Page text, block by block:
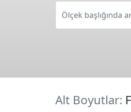
Ölçek başlığında
Alt Boyutlar: